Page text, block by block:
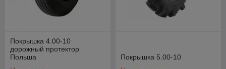
Покрышка 4.00-10
дорожный протектор
Польша
Покрышка 5.00-10